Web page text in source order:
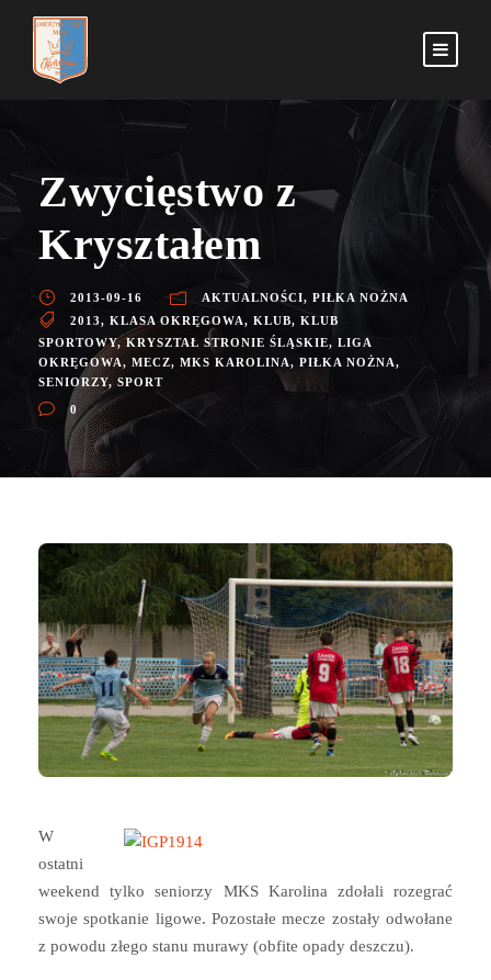
Zwycięstwo z
Kryształem
2013-09-16 AKTUALNOŚCI, PIŁKA NOŻNA
2013, KLASA OKRĘGOWA, KLUB, KLUB
SPORTOWY, KRYSZTAŁ STRONIE ŚLĄSKIE, LIGA
OKRĘGOWA, MECZ, MKS KAROLINA, PIŁKA NOŻNA,
SENIORZY, SPORT
0
W
ostatni
weekend tylko seniorzy MKS Karolina zdołali rozegrać
swoje spotkanie ligowe. Pozostałe mecze zostały odwołane
z powodu złego stanu murawy (obfite opady deszczu).